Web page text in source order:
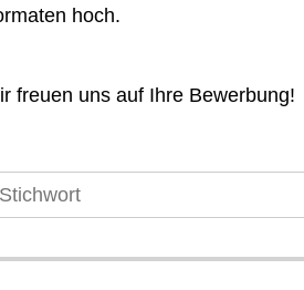
hoch.
freuen uns auf Ihre Bewerbung!